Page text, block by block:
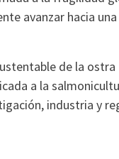
avanzar hacia una
de la ostra
a la
industria y